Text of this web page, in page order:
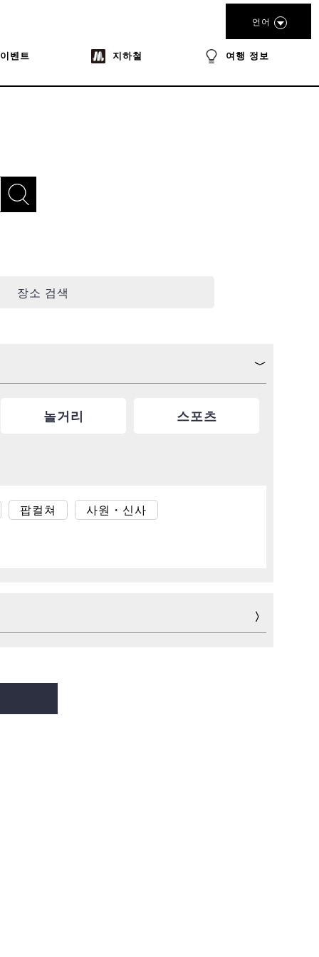
이벤트 지하철 여행 정보
언어
장소 검색
놀거리 스포츠
팝컬쳐
사원・신사